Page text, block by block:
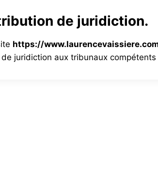
de juridiction.
https://
juridiction aux tribunaux compétents